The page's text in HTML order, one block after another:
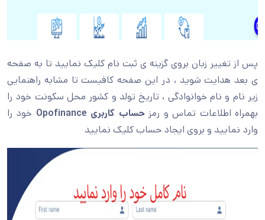
پس از تغییر زبان بروی گزینه ی ثبت نام کلیک نمایید تا به صفحه
ی بعد هدایت شوید ، در این صفحه کافیست تا مشابه راهنمایی
زیر نام و نام خوانوادگی ، تاریخ تولد و کشور محل سکونت خود را
بهمراه اطلاعات تماس و رمزحساب کاربری Opofinance
خود را
وارد نمایید و بروی ایجاد حساب کلیک نمایید